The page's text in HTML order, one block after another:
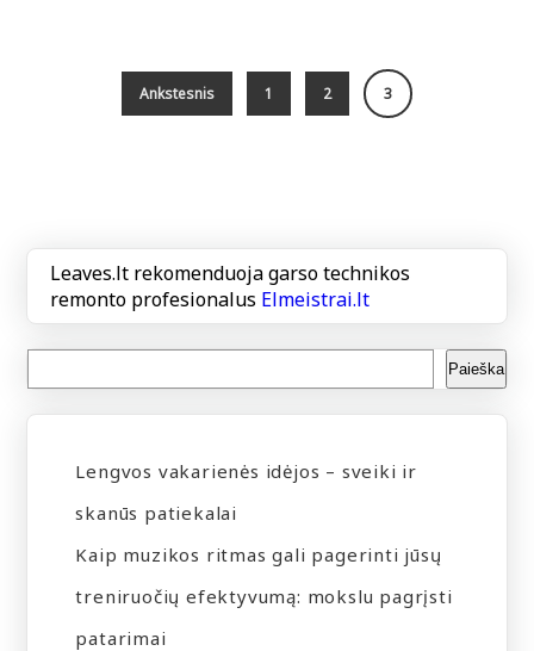
Ankstesnis 1 2 3
Leaves.lt rekomenduoja garso technikos
remonto profesionalus Elmeistrai.lt
Paieška
Lengvos vakarienės idėjos – sveiki ir
skanūs patiekalai
Kaip muzikos ritmas gali pagerinti jūsų
treniruočių efektyvumą: mokslu pagrįsti
patarimai